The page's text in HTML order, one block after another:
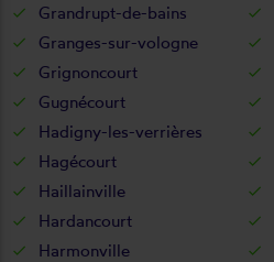
Grandrupt-de-bains
Granges-sur-vologne
Grignoncourt
Gugnécourt
Hadigny-les-verrières
Hagécourt
Haillainville
Hardancourt
Harmonville